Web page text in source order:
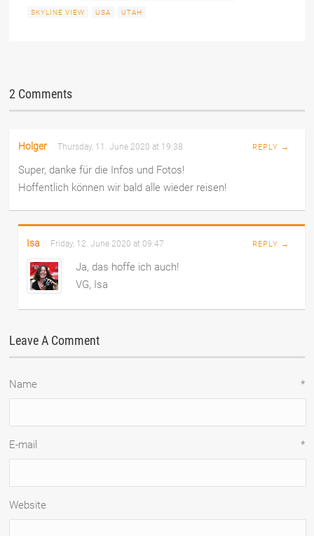
SKYLINE VIEW USA UTAH
2 Comments
Holger Thursday, 11. June 2020 at 19:38 REPLY →
Super, danke für die Infos und Fotos!
Hoffentlich können wir bald alle wieder reisen!
Isa Friday, 12. June 2020 at 09:47 REPLY →
Ja, das hoffe ich auch!
VG, Isa
Leave A Comment
Name *
E-mail *
Website